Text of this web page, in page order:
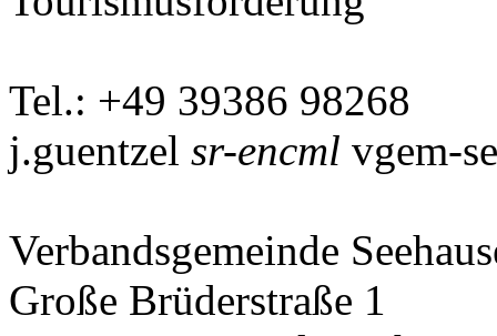
Tel.: +49 39386 98268
j.guentzel sr-encml vgem-
Verbandsgemeinde
Große Brüderstraße 1